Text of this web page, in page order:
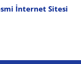
İnternet Sitesi